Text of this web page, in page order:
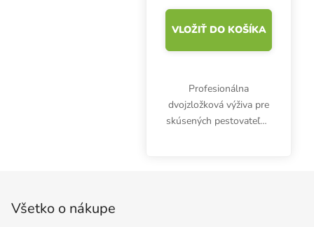
VLOŽIŤ DO KOŠÍKA
Profesionálna
dvojzložková výživa pre
skúsených pestovateľov.
Všetko o nákupe